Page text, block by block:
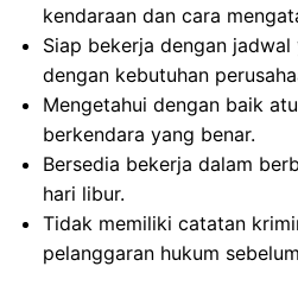
kendaraan dan cara
Siap bekerja dengan
dengan kebutuhan
Mengetahui dengan baik
berkendara yang benar.
Bersedia bekerja dalam
hari libur.
Tidak memiliki catatan
pelanggaran hukum